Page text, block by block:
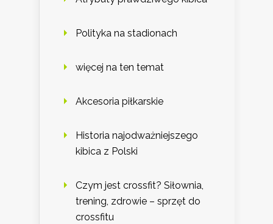
Polityka na stadionach
więcej na ten temat
Akcesoria piłkarskie
Historia najodważniejszego
kibica z Polski
Czym jest crossfit? Siłownia,
trening, zdrowie – sprzęt do
crossfitu